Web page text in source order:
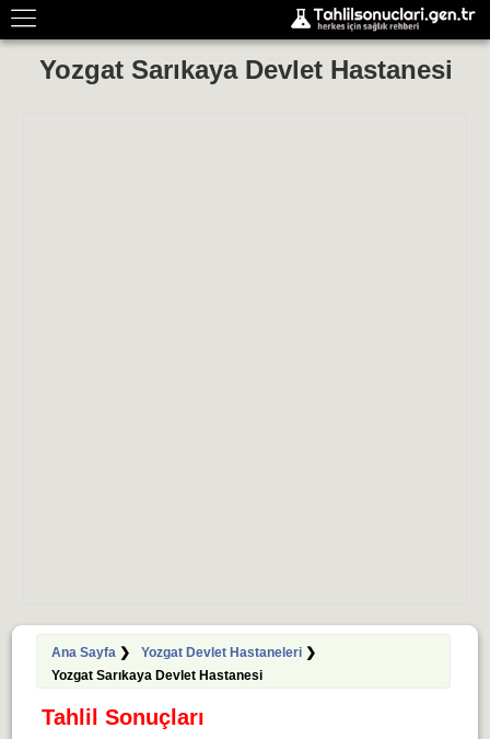
Yozgat Sarıkaya Devlet Hastanesi
Ana Sayfa❯ Yozgat Devlet Hastaneleri❯
Yozgat Sarıkaya Devlet Hastanesi
Tahlil Sonuçları